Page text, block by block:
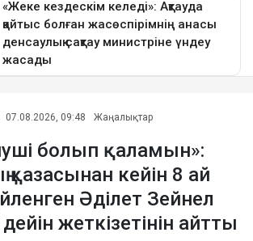
07.08.2026, 09:48 Жаңалықтар
болып қаламын»:
қазасынан кейін 8 ай
Әділет Зейнел
дейін жеткізетінін айтты